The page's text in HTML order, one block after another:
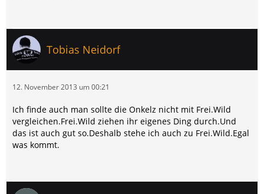
Tobias Neidorf
12. November 2013 um 00:21
Ich finde auch man sollte die Onkelz nicht mit Frei.Wild
vergleichen.Frei.Wild ziehen ihr eigenes Ding durch.Und
das ist auch gut so.Deshalb stehe ich auch zu Frei.Wild.Egal
was kommt.